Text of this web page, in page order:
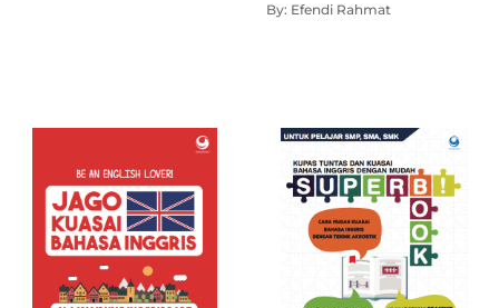
By: Efendi Rahmat